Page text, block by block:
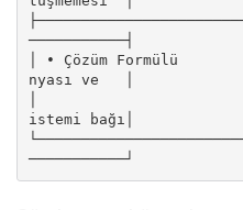
───────────┤
│ • Çözüm Formülü
nyası ve   │
│
istemi bağı│